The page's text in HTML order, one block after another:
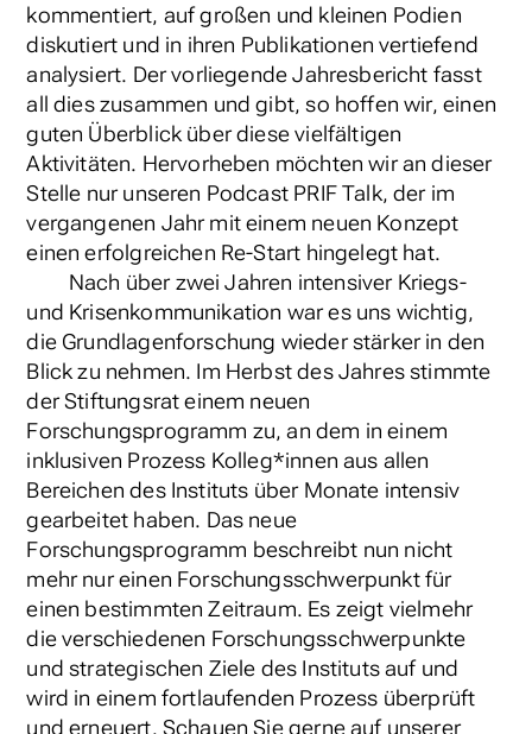
kommentiert, auf großen und kleinen Podien
diskutiert und in ihren Publikationen vertiefend
analysiert. Der vorliegende Jahresbericht fasst
all dies zusammen und gibt, so hoffen wir, einen
guten Überblick über diese vielfältigen
Aktivitäten. Hervorheben möchten wir an dieser
Stelle nur unseren Podcast PRIF Talk, der im
vergangenen Jahr mit einem neuen Konzept
einen erfolgreichen Re-Start hingelegt hat.
Nach über zwei Jahren intensiver Kriegs-
und Krisenkommunikation war es uns wichtig,
die Grundlagenforschung wieder stärker in den
Blick zu nehmen. Im Herbst des Jahres stimmte
der Stiftungsrat einem neuen
Forschungsprogramm zu, an dem in einem
inklusiven Prozess Kolleg*innen aus allen
Bereichen des Instituts über Monate intensiv
gearbeitet haben. Das neue
Forschungsprogramm beschreibt nun nicht
mehr nur einen Forschungsschwerpunkt für
einen bestimmten Zeitraum. Es zeigt vielmehr
die verschiedenen Forschungsschwerpunkte
und strategischen Ziele des Instituts auf und
wird in einem fortlaufenden Prozess überprüft
und erneuert. Schauen Sie gerne auf unserer